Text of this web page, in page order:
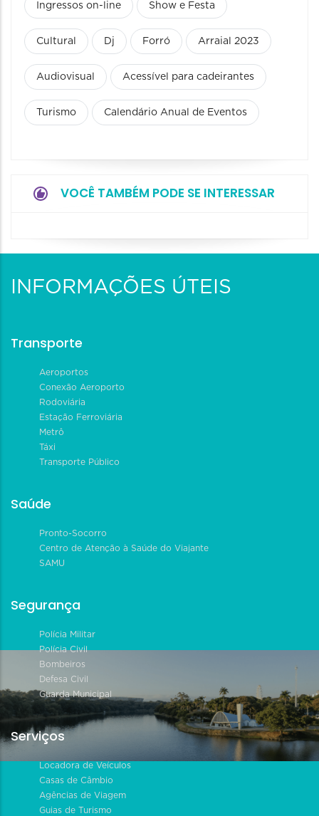
Ingressos on-line Show e Festa
Cultural Dj Forró Arraial 2023
Audiovisual Acessível para cadeirantes
Turismo Calendário Anual de Eventos
VOCÊ TAMBÉM PODE SE INTERESSAR
INFORMAÇÕES ÚTEIS
Transporte
Aeroportos
Conexão Aeroporto
Rodoviária
Estação Ferroviária
Metrô
Táxi
Transporte Público
Saúde
Pronto-Socorro
Centro de Atenção à Saúde do Viajante
SAMU
Segurança
Polícia Militar
Polícia Civil
Bombeiros
Defesa Civil
Guarda Municipal
Serviços
Locadora de Veículos
Casas de Câmbio
Agências de Viagem
Guias de Turismo